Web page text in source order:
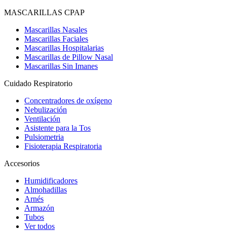
MASCARILLAS CPAP
Mascarillas Nasales
Mascarillas Faciales
Mascarillas Hospitalarias
Mascarillas de Pillow Nasal
Mascarillas Sin Imanes
Cuidado Respiratorio
Concentradores de oxígeno
Nebulización
Ventilación
Asistente para la Tos
Pulsiometria
Fisioterapia Respiratoria
Accesorios
Humidificadores
Almohadillas
Arnés
Armazón
Tubos
Ver todos